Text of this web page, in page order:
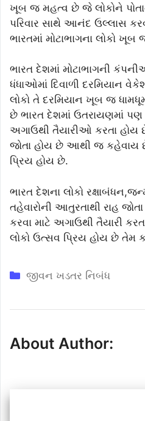
ખૂબ જ મહત્વ છે જે લોકોને
પરિવાર સાથે આનંદ ઉલ્લાસ
ભારતમાં મોટાભાગના લોકો
ભારત દેશમાં મોટાભાગની
ધંધાઓમાં દિવાળી દરમિયાન
લોકો તે દરમિયાન ખૂબ જ
છે ભારત દેશમાં ઉતરાયણમાં પણ
અગાઉથી તૈયારીઓ કરતા
જોતા હોય છે આથી જ કહેવાય
પ્રિય હોય છે.
ભારત દેશના લોકો
તહેવારોની આતુરતાથી રાહ
કરવા માટે અગાઉથી તૈયારી
લોકો ઉત્સવ પ્રિય હોય છે તેમ
Categories
જીવન ખડતર નિબંધ
About Author: